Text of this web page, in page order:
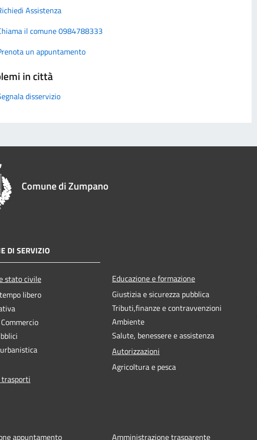
Assistenza
il comune 0984788333
un appuntamento
in città
disservizio
Comune di Zumpano
DI SERVIZIO
stato civile
libero
Educazione e formazione
Giustizia e sicurezza pubblica
Tributi,finanze e contravvenzioni
Ambiente
Salute, benessere e assistenza
Autorizzazioni
Agricoltura e pesca
appuntamento Amministrazione trasparente